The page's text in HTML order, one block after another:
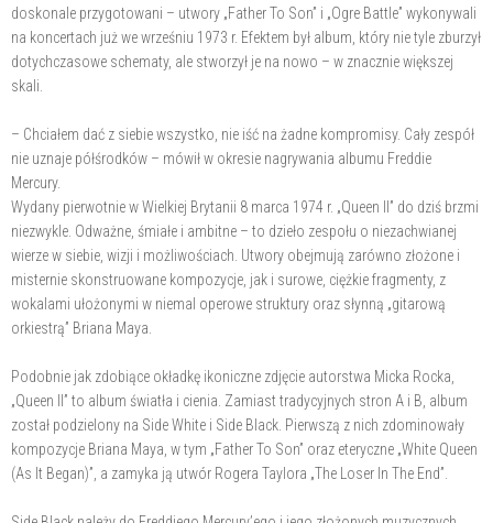
doskonale przygotowani – utwory „Father To Son” i „Ogre Battle” wykonywali
na koncertach już we wrześniu 1973 r. Efektem był album, który nie tyle zburzył
dotychczasowe schematy, ale stworzył je na nowo – w znacznie większej
skali.
– Chciałem dać z siebie wszystko, nie iść na żadne kompromisy. Cały zespół
nie uznaje półśrodków – mówił w okresie nagrywania albumu Freddie
Mercury.
Wydany pierwotnie w Wielkiej Brytanii 8 marca 1974 r. „Queen II” do dziś brzmi
niezwykle. Odważne, śmiałe i ambitne – to dzieło zespołu o niezachwianej
wierze w siebie, wizji i możliwościach. Utwory obejmują zarówno złożone i
misternie skonstruowane kompozycje, jak i surowe, ciężkie fragmenty, z
wokalami ułożonymi w niemal operowe struktury oraz słynną „gitarową
orkiestrą” Briana Maya.
Podobnie jak zdobiące okładkę ikoniczne zdjęcie autorstwa Micka Rocka,
„Queen II” to album światła i cienia. Zamiast tradycyjnych stron A i B, album
został podzielony na Side White i Side Black. Pierwszą z nich zdominowały
kompozycje Briana Maya, w tym „Father To Son” oraz eteryczne „White Queen
(As It Began)”, a zamyka ją utwór Rogera Taylora „The Loser In The End”.